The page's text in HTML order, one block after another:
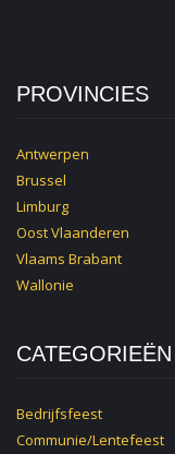
PROVINCIES
Antwerpen
Brussel
Limburg
Oost Vlaanderen
Vlaams Brabant
Wallonie
CATEGORIEËN
Bedrijfsfeest
Communie/Lentefeest